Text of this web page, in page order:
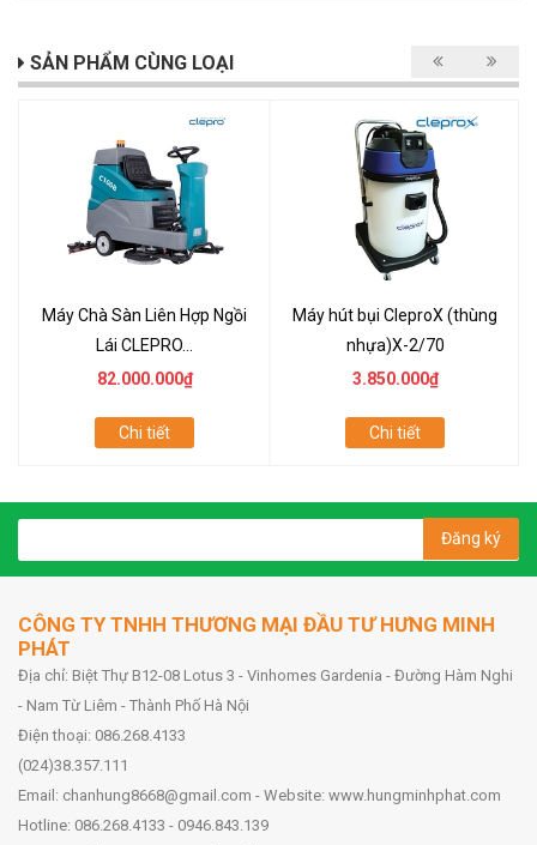
SẢN PHẨM CÙNG LOẠI
Máy Chà Sàn Liên Hợp Ngồi
Lái CLEPRO...
82.000.000₫
Chi tiết
Máy hút bụi CleproX (thùng
nhựa)X-2/70
3.850.000₫
Chi tiết
Đăng ký
CÔNG TY TNHH THƯƠNG MẠI ĐẦU TƯ HƯNG MINH
PHÁT
Địa chỉ: Biệt Thự B12-08 Lotus 3 - Vinhomes Gardenia - Đường Hàm Nghi
- Nam Từ Liêm - Thành Phố Hà Nội
Điện thoại: 086.268.4133
(024)38.357.111
Email: chanhung8668@gmail.com - Website: www.hungminhphat.com
Hotline: 086.268.4133 - 0946.843.139